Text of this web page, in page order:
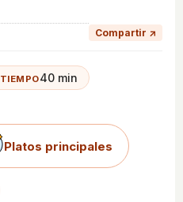
Compartir ↗
TIEMPO40 min
Platos principales